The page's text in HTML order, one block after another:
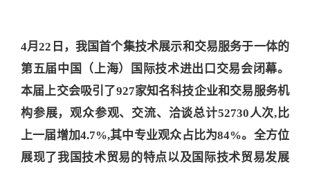
4月22日，我国首个集技术展示和交易服务于一体的
第五届中国（上海）国际技术进出口交易会闭幕。
本届上交会吸引了927家知名科技企业和交易服务机
构参展，观众参观、交流、洽谈总计52730人次,比
上一届增加4.7%,其中专业观众占比为84%。全方位
展现了我国技术贸易的特点以及国际技术贸易发展